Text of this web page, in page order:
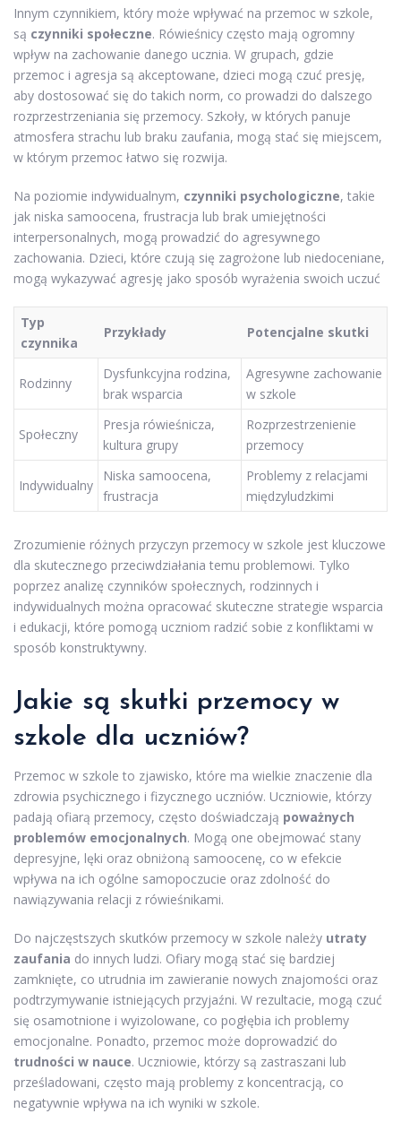
Innym czynnikiem, który może wpływać na przemoc w szkole,
są czynniki społeczne. Rówieśnicy często mają ogromny
wpływ na zachowanie danego ucznia. W grupach, gdzie
przemoc i agresja są akceptowane, dzieci mogą czuć presję,
aby dostosować się do takich norm, co prowadzi do dalszego
rozprzestrzeniania się przemocy. Szkoły, w których panuje
atmosfera strachu lub braku zaufania, mogą stać się miejscem,
w którym przemoc łatwo się rozwija.
Na poziomie indywidualnym, czynniki psychologiczne, takie
jak niska samoocena, frustracja lub brak umiejętności
interpersonalnych, mogą prowadzić do agresywnego
zachowania. Dzieci, które czują się zagrożone lub niedoceniane,
mogą wykazywać agresję jako sposób wyrażenia swoich uczuć
Typ
czynnika
Przykłady Potencjalne skutki
Rodzinny
Dysfunkcyjna rodzina,
brak wsparcia
Agresywne zachowanie
w szkole
Społeczny
Presja rówieśnicza,
kultura grupy
Rozprzestrzenienie
przemocy
Indywidualny
Niska samoocena,
frustracja
Problemy z relacjami
międzyludzkimi
Zrozumienie różnych przyczyn przemocy w szkole jest kluczowe
dla skutecznego przeciwdziałania temu problemowi. Tylko
poprzez analizę czynników społecznych, rodzinnych i
indywidualnych można opracować skuteczne strategie wsparcia
i edukacji, które pomogą uczniom radzić sobie z konfliktami w
sposób konstruktywny.
Jakie są skutki przemocy w
szkole dla uczniów?
Przemoc w szkole to zjawisko, które ma wielkie znaczenie dla
zdrowia psychicznego i fizycznego uczniów. Uczniowie, którzy
padają ofiarą przemocy, często doświadczają poważnych
problemów emocjonalnych. Mogą one obejmować stany
depresyjne, lęki oraz obniżoną samoocenę, co w efekcie
wpływa na ich ogólne samopoczucie oraz zdolność do
nawiązywania relacji z rówieśnikami.
Do najczęstszych skutków przemocy w szkole należy utraty
zaufania do innych ludzi. Ofiary mogą stać się bardziej
zamknięte, co utrudnia im zawieranie nowych znajomości oraz
podtrzymywanie istniejących przyjaźni. W rezultacie, mogą czuć
się osamotnione i wyizolowane, co pogłębia ich problemy
emocjonalne. Ponadto, przemoc może doprowadzić do
trudności w nauce. Uczniowie, którzy są zastraszani lub
prześladowani, często mają problemy z koncentracją, co
negatywnie wpływa na ich wyniki w szkole.